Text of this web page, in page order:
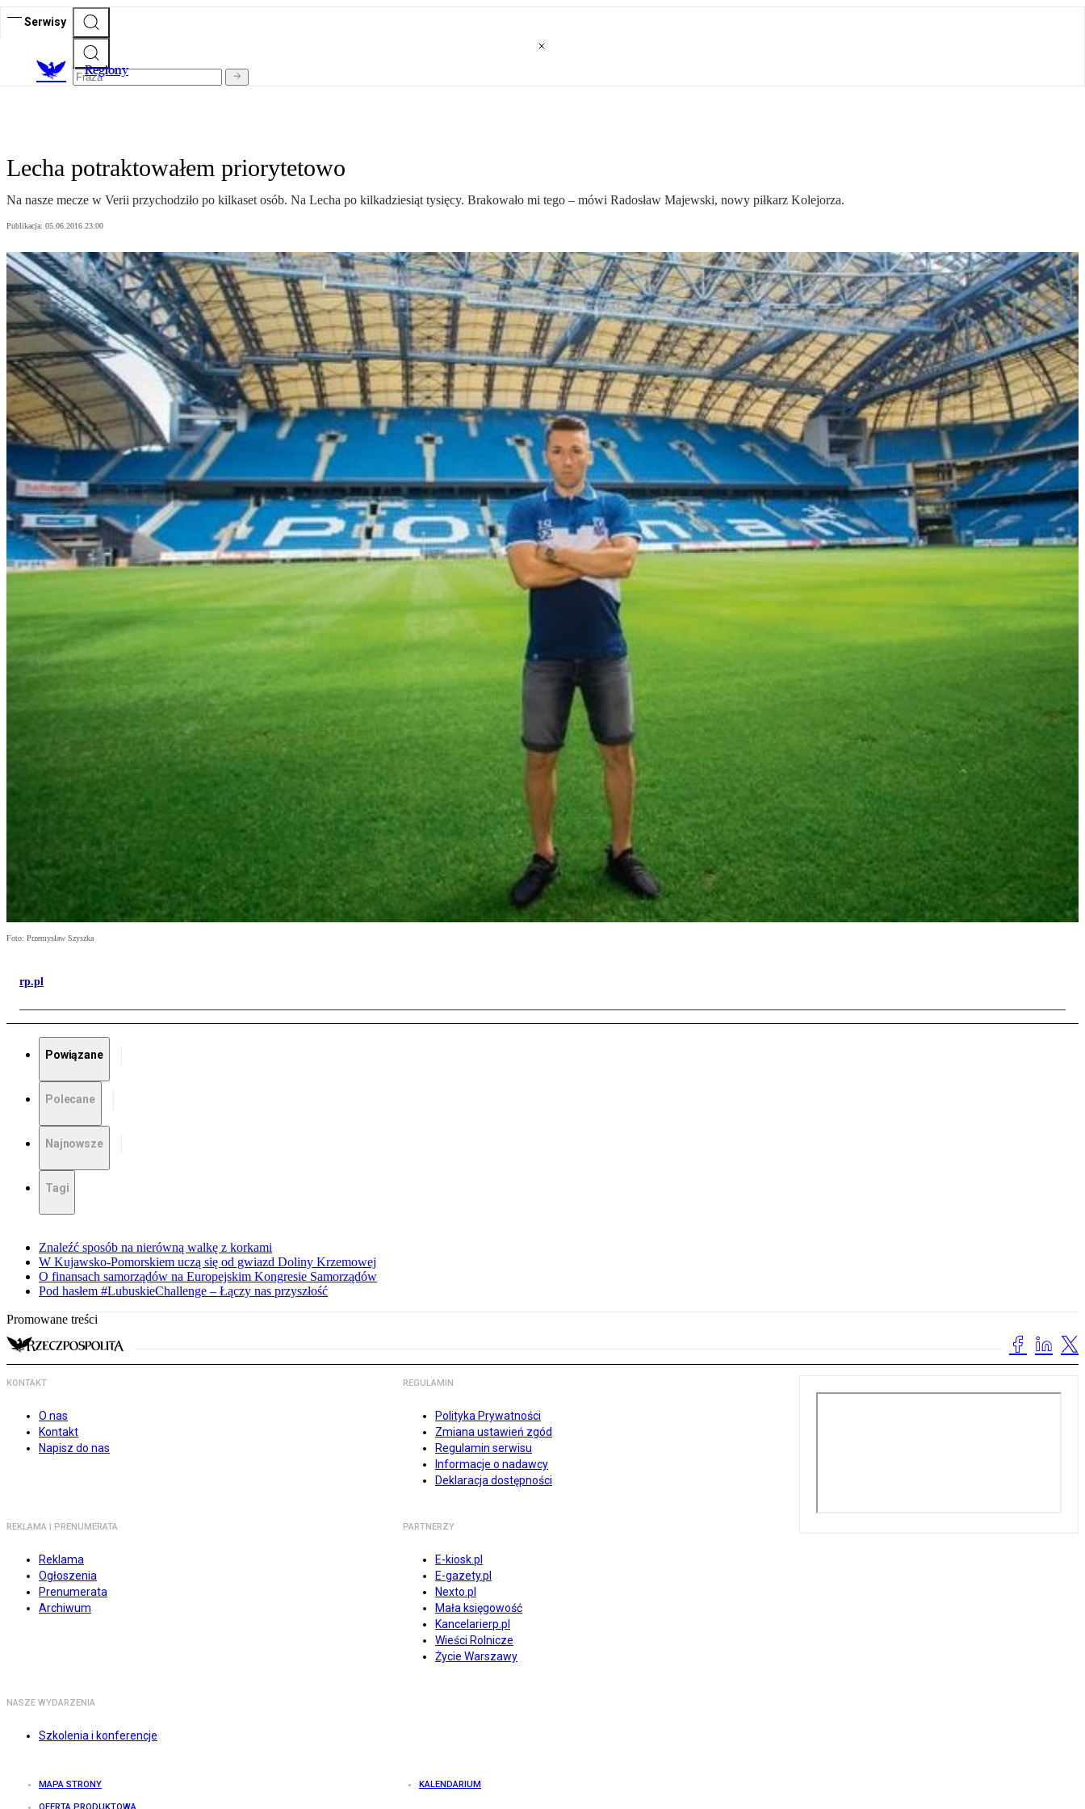
Serwisy
Regiony
Lecha potraktowałem priorytetowo
Na nasze mecze w Verii przychodziło po kilkaset osób. Na Lecha po kilkadziesiąt tysięcy. Brakowało mi tego – mówi Radosław Majewski, nowy piłkarz Kolejorza.
Publikacja: 05.06.2016 23:00
Foto: Przemysław Szyszka
rp.pl
Powiązane
Polecane
Najnowsze
Tagi
Znaleźć sposób na nierówną walkę z korkami
W Kujawsko-Pomorskiem uczą się od gwiazd Doliny Krzemowej
O finansach samorządów na Europejskim Kongresie Samorządów
Pod hasłem #LubuskieChallenge – Łączy nas przyszłość
Promowane treści
KONTAKT
O nas
Kontakt
Napisz do nas
REGULAMIN
Polityka Prywatności
Zmiana ustawień zgód
Regulamin serwisu
Informacje o nadawcy
Deklaracja dostępności
REKLAMA I PRENUMERATA
Reklama
Ogłoszenia
Prenumerata
Archiwum
PARTNERZY
E-kiosk.pl
E-gazety.pl
Nexto.pl
Mała księgowość
Kancelarierp.pl
Wieści Rolnicze
Życie Warszawy
NASZE WYDARZENIA
Szkolenia i konferencje
MAPA STRONY KALENDARIUM